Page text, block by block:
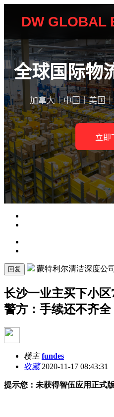
回复 蒙特利尔清洁深度公
长沙一业主买下小区
警方：手续还不齐全
楼主 fundes
收藏2020-11-17 08:43:31
提示您：未获得智伍应用正式